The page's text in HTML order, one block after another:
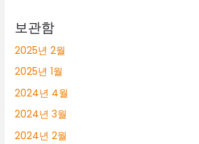
보관함
2025년 2월
2025년 1월
2024년 4월
2024년 3월
2024년 2월